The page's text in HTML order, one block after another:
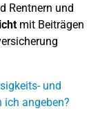
Rentnern und
mit Beiträgen
und
angeben?